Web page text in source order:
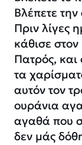
Βλέπετε
Πριν λίγες
κάθισε
Πατρός,
τα
αυτόν τον
ουράνια
αγαθά που
δεν μάς